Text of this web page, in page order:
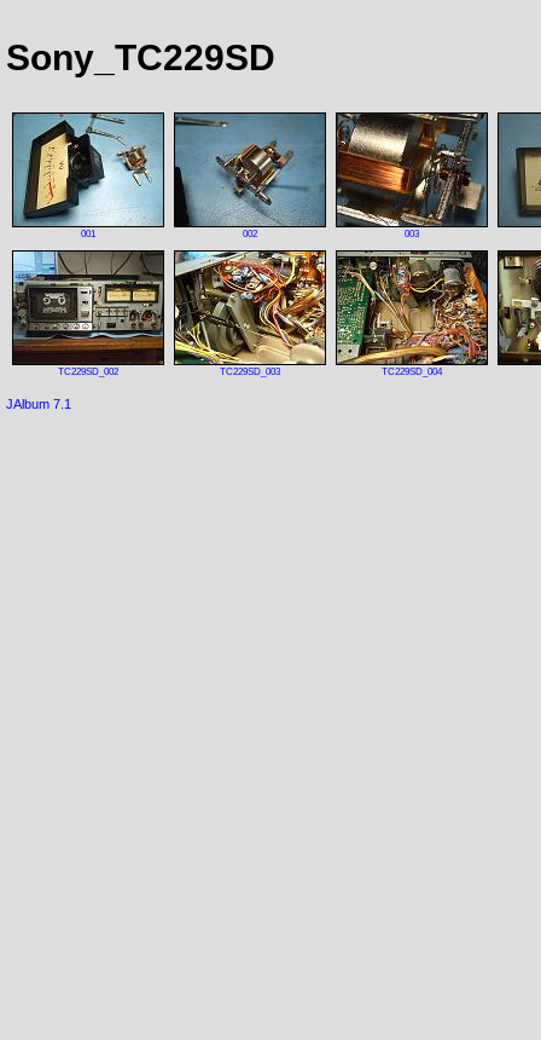
Sony_TC229SD
001 002 003
TC229SD_002 TC229SD_003 TC229SD_004
JAlbum 7.1